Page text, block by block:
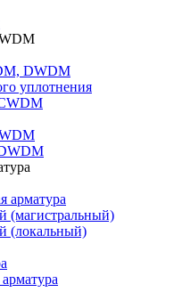
DWDM
уплотнения
арматура
(магистральный)
(локальный)